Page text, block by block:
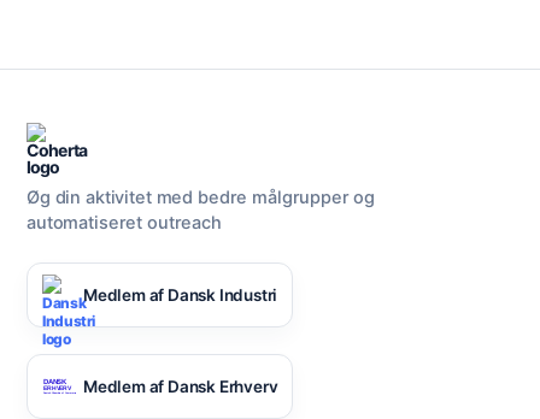
Øg din aktivitet med bedre målgrupper og
automatiseret outreach
Medlem af Dansk Industri
Medlem af Dansk Erhverv